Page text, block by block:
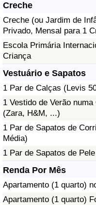
Creche
Creche (ou Jardim de
Privado, Mensal para 1
Escola Primária
Criança
Vestuário e Sapatos
1 Par de Calças (Levis
1 Vestido de Verão
(Zara, H&M, ...)
1 Par de Sapatos de
Média)
1 Par de Sapatos de
Renda Por Mês
Apartamento (1 quarto)
Apartamento (1 quarto)